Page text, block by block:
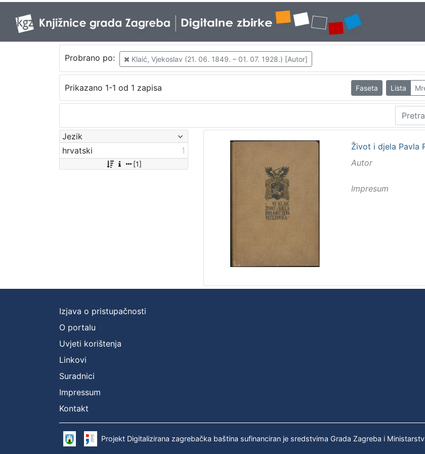
Probrano po: Klaić, Vjekoslav (21. 06. 1849. – 01. 07. 1928.) [Autor]
Prikazano 1-1 od 1 zapisa Faseta Lista
Jezik
hrvatski
1
[1]
Život i djela Pavla
Autor
Impresum
Izjava o pristupačnosti
O portalu
Uvjeti korištenja
Linkovi
Suradnici
Impressum
Kontakt
Projekt Digitalizirana zagrebačka baština sufinanciran je sredstvima Grada Zagreba i